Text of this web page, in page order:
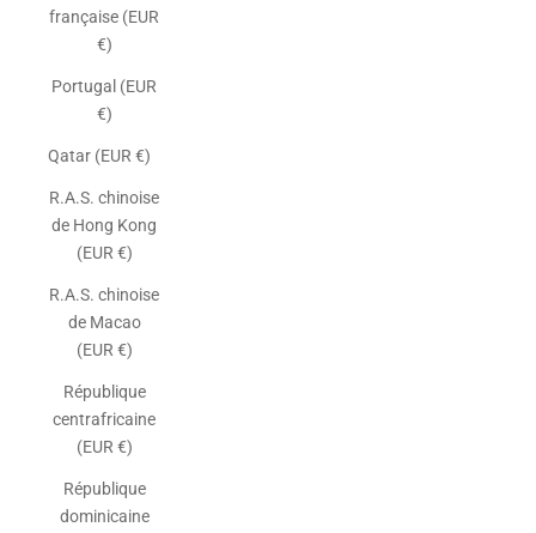
française (EUR
€)
Portugal (EUR
€)
Qatar (EUR €)
R.A.S. chinoise
de Hong Kong
(EUR €)
R.A.S. chinoise
de Macao
(EUR €)
République
centrafricaine
(EUR €)
République
dominicaine